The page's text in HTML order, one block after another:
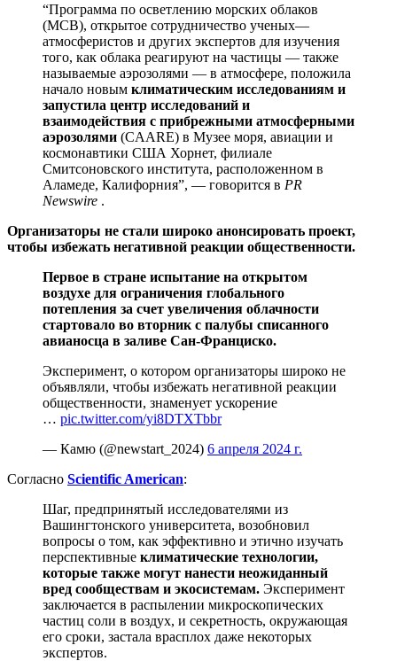
“Программа по осветлению морских облаков
(MCB), открытое сотрудничество ученых—
атмосферистов и других экспертов для изучения
того, как облака реагируют на частицы — также
называемые аэрозолями — в атмосфере, положила
начало новым климатическим исследованиям и
запустила центр исследований и
взаимодействия с прибрежными атмосферными
аэрозолями (CAARE) в Музее моря, авиации и
космонавтики США Хорнет, филиале
Смитсоновского института, расположенном в
Аламеде, Калифорния”, — говорится в PR
Newswire .
Организаторы не стали широко анонсировать проект,
чтобы избежать негативной реакции общественности.
Первое в стране испытание на открытом
воздухе для ограничения глобального
потепления за счет увеличения облачности
стартовало во вторник с палубы списанного
авианосца в заливе Сан-Франциско.
Эксперимент, о котором организаторы широко не
объявляли, чтобы избежать негативной реакции
общественности, знаменует ускорение
… pic.twitter.com/yi8DTXTbbr
— Камю (@newstart_2024) 6 апреля 2024 г.
Согласно Scientific American:
Шаг, предпринятый исследователями из
Вашингтонского университета, возобновил
вопросы о том, как эффективно и этично изучать
перспективные климатические технологии,
которые также могут нанести неожиданный
вред сообществам и экосистемам. Эксперимент
заключается в распылении микроскопических
частиц соли в воздух, и секретность, окружающая
его сроки, застала врасплох даже некоторых
экспертов.